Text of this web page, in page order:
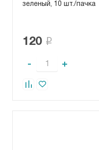
зеленый, 10 шт./пачка
120
- +